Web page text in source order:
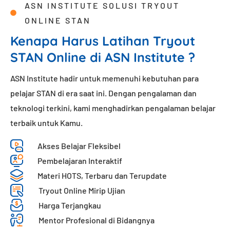
ASN INSTITUTE SOLUSI TRYOUT
ONLINE STAN
Kenapa Harus Latihan Tryout
STAN Online di ASN Institute ?
ASN Institute hadir untuk memenuhi kebutuhan para
pelajar STAN di era saat ini. Dengan pengalaman dan
teknologi terkini, kami menghadirkan pengalaman belajar
terbaik untuk Kamu.
Akses Belajar Fleksibel
Pembelajaran Interaktif​
Materi HOTS, Terbaru dan Terupdate
Tryout Online Mirip Ujian
Harga Terjangkau
Mentor Profesional di Bidangnya